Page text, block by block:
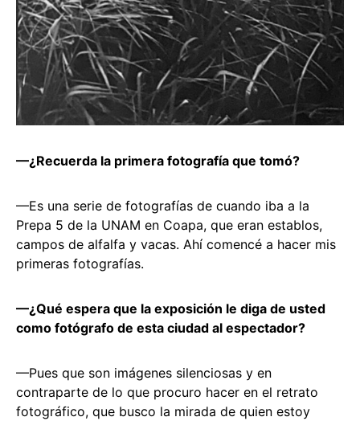
—¿Recuerda la primera fotografía que tomó?
—Es una serie de fotografías de cuando iba a la
Prepa 5 de la UNAM en Coapa, que eran establos,
campos de alfalfa y vacas. Ahí comencé a hacer mis
primeras fotografías.
—¿Qué espera que la exposición le diga de usted
como fotógrafo de esta ciudad al espectador?
—Pues que son imágenes silenciosas y en
contraparte de lo que procuro hacer en el retrato
fotográfico, que busco la mirada de quien estoy